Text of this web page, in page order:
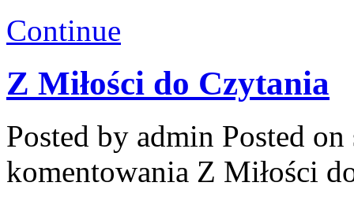
Continue
Z Miłości do Czytania
Posted by admin Posted
komentowania Z Miłości